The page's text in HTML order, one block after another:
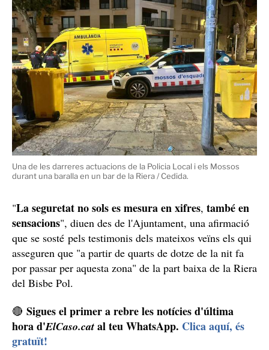
Una de les darreres actuacions de la Policia Local i els Mossos
durant una baralla en un bar de la Riera / Cedida.
"La seguretat no sols es mesura en xifres, també en
sensacions", diuen des de l'Ajuntament, una afirmació
que se sosté pels testimonis dels mateixos veïns els qui
asseguren que "a partir de quarts de dotze de la nit fa
por passar per aquesta zona" de la part baixa de la Riera
del Bisbe Pol.
🔴 Sigues el primer a rebre les notícies d'última
hora d'ElCaso.cat al teu WhatsApp. Clica aquí, és
gratuït!